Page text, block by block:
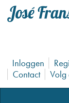
Inloggen
Contact
Volg